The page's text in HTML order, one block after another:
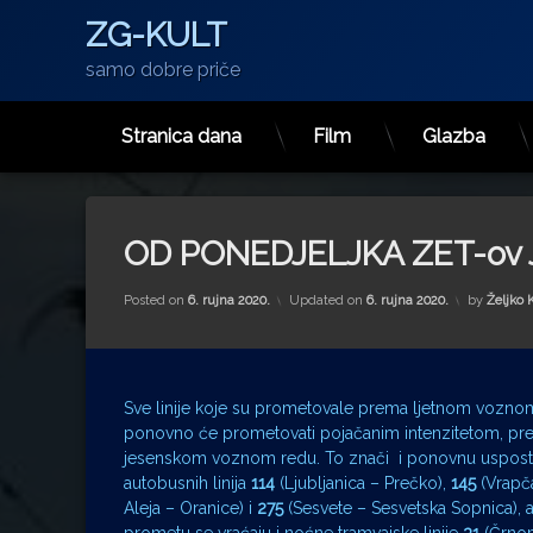
Preskoči
ZG-KULT
samo dobre priče
Stranica dana Film Glazba
OD PONEDJELJKA ZET-ov
Posted on 6. rujna 2020. Updated on 6. rujna 2020. by Željko
Sve linije koje su prometovale prema ljetnom
ponovno će prometovati pojačanim intenzitetom,
jesenskom voznom redu. To znači i ponovnu
autobusnih linija 114 (Ljubljanica – Prečko), 145
Aleja – Oranice) i 275(Sesvete – Sesvetska Sopnica),